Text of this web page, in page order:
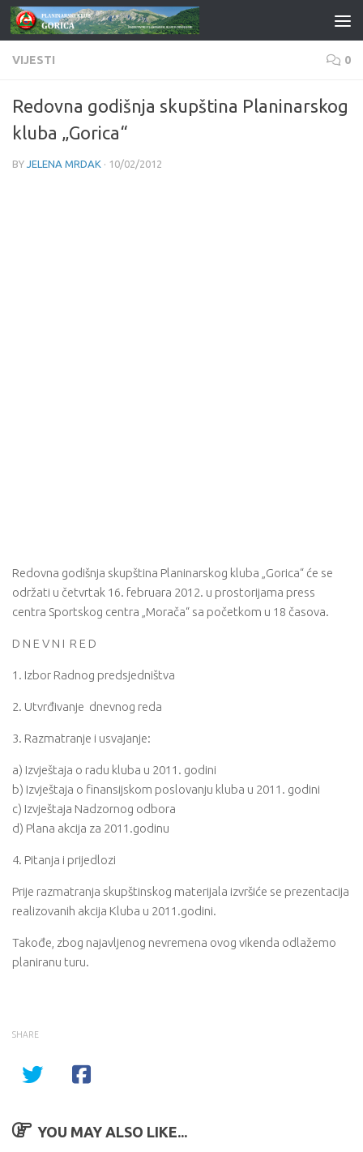
Skip to content
VIJESTI 0
Redovna godišnja skupština Planinarskog
kluba „Gorica“
BY JELENA MRDAK · 10/02/2012
Redovna godišnja skupština Planinarskog kluba „Gorica“ će se
održati u četvrtak 16. februara 2012. u prostorijama press
centra Sportskog centra „Morača“ sa početkom u 18 časova.
D N E V N I R E D
1. Izbor Radnog predsjedništva
2. Utvrđivanje dnevnog reda
3. Razmatranje i usvajanje:
a) Izvještaja o radu kluba u 2011. godini
b) Izvještaja o finansijskom poslovanju kluba u 2011. godini
c) Izvještaja Nadzornog odbora
d) Plana akcija za 2011.godinu
4. Pitanja i prijedlozi
Prije razmatranja skupštinskog materijala izvršiće se prezentacija
realizovanih akcija Kluba u 2011.godini.
Takođe, zbog najavljenog nevremena ovog vikenda odlažemo
planiranu turu.
SHARE
YOU MAY ALSO LIKE...